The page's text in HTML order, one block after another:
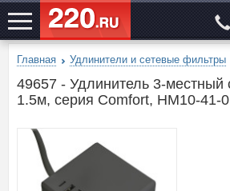
ЭЛЕКТРОСАЙТ№1
Главная Удлинители и сетевые фильтры
49657 - Удлинитель 3-местный
1.5м, серия Comfort, HM10-41-